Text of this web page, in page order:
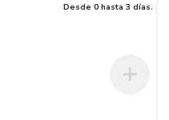
Desde 0 hasta 3 días.